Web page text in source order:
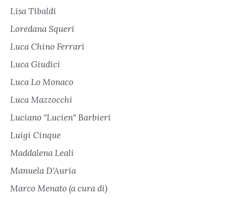
Lisa Tibaldi
Loredana Squeri
Luca Chino Ferrari
Luca Giudici
Luca Lo Monaco
Luca Mazzocchi
Luciano "Lucien" Barbieri
Luigi Cinque
Maddalena Leali
Manuela D'Auria
Marco Menato (a cura di)